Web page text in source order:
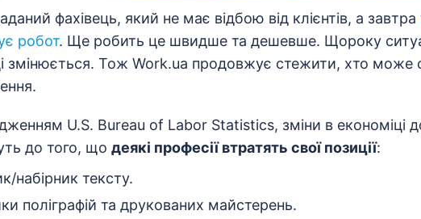
фахівець, який не має відбою від клієнтів, а завтра
робот. Ще робить це швидше та дешевше. Щороку
змінюється. Тож Work.ua продовжує стежити, хто може
U.S. Bureau of Labor Statistics, зміни в економіці
до того, що деякі професії втратять свої позиції:
набірник тексту.
поліграфій та друкованих майстерень.